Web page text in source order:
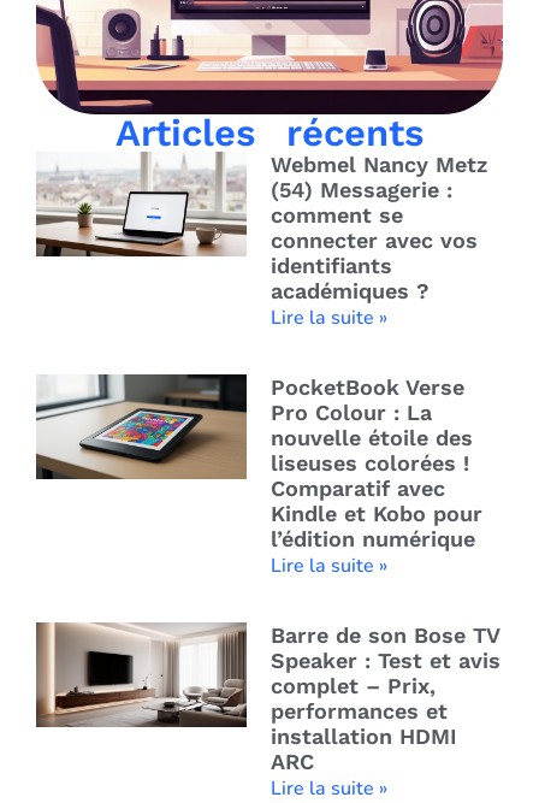
Articles récents
Webmel Nancy Metz
(54) Messagerie :
comment se
connecter avec vos
identifiants
académiques ?
Lire la suite »
PocketBook Verse
Pro Colour : La
nouvelle étoile des
liseuses colorées !
Comparatif avec
Kindle et Kobo pour
l’édition numérique
Lire la suite »
Barre de son Bose TV
Speaker : Test et avis
complet – Prix,
performances et
installation HDMI
ARC
Lire la suite »